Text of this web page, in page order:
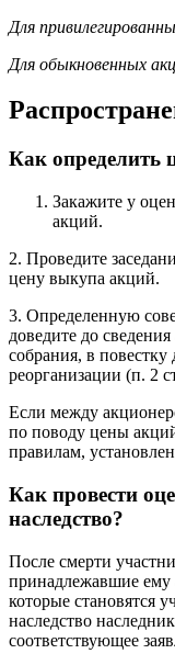
Для
Для обыкновенных
Как определить
Закажите у
акций.
2. Проведите
цену выкупа акций.
3. Определенную
доведите до
собрания, в
реорганизации (п. 2
Если между
по поводу цены
правилам,
Как провести
наследство?
После смерти
принадлежавшие ему
которые становятся
наследство
соответствующее